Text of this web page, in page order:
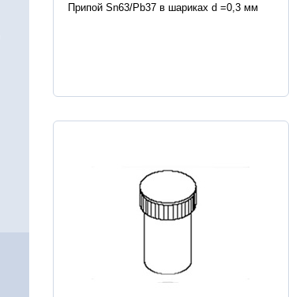
Припой Sn63/Pb37 в шариках d =0,3 мм